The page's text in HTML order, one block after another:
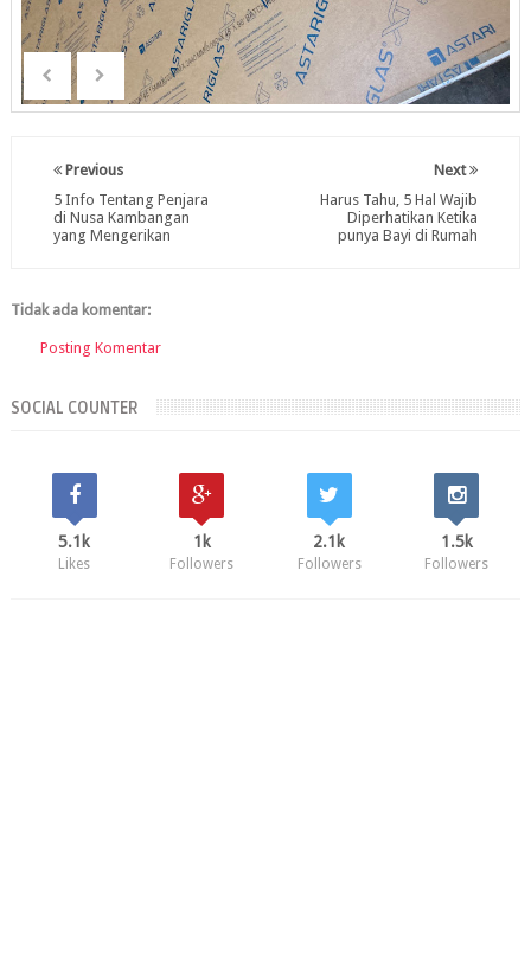
Next
Harus Tahu, 5 Hal Wajib
Diperhatikan Ketika
punya Bayi di Rumah
Previous
5 Info Tentang Penjara
di Nusa Kambangan
yang Mengerikan
Tidak ada komentar:
Posting Komentar
SOCIAL COUNTER
5.1k
Likes
1k
Followers
2.1k
Followers
1.5k
Followers